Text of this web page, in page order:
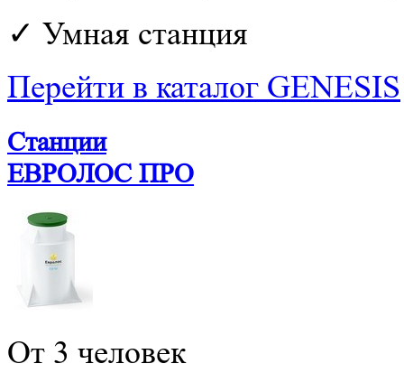
✓ Умная станция
Перейти в каталог GENESIS
Станции
ЕВРОЛОС ПРО
От 3 человек